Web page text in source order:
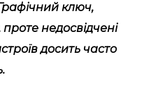
ключ,
недосвідчені
досить часто